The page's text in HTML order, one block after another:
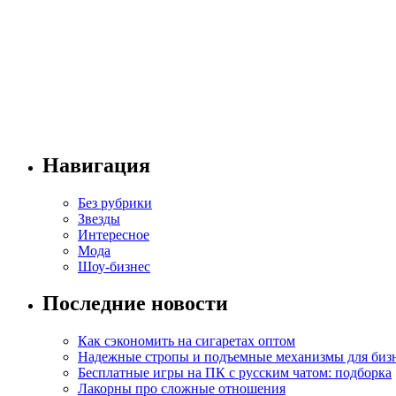
Навигация
Без рубрики
Звезды
Интересное
Мода
Шоу-бизнес
Последние новости
Как сэкономить на сигаретах оптом
Надежные стропы и подъемные механизмы для
Бесплатные игры на ПК с русским чатом: подборка
Лакорны про сложные отношения